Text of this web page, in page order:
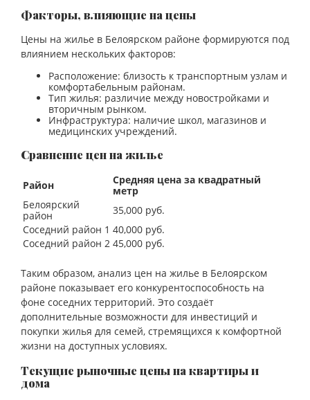
Факторы, влияющие на цены
Цены на жилье в Белоярском районе формируются под
влиянием нескольких факторов:
Расположение: близость к транспортным узлам и
комфортабельным районам.
Тип жилья: различие между новостройками и
вторичным рынком.
Инфраструктура: наличие школ, магазинов и
медицинских учреждений.
Сравнение цен на жилье
Район
Средняя цена за квадратный
метр
Белоярский
район
35,000 руб.
Соседний район 1 40,000 руб.
Соседний район 2 45,000 руб.
Таким образом, анализ цен на жилье в Белоярском
районе показывает его конкурентоспособность на
фоне соседних территорий. Это создаёт
дополнительные возможности для инвестиций и
покупки жилья для семей, стремящихся к комфортной
жизни на доступных условиях.
Текущие рыночные цены на квартиры и
дома